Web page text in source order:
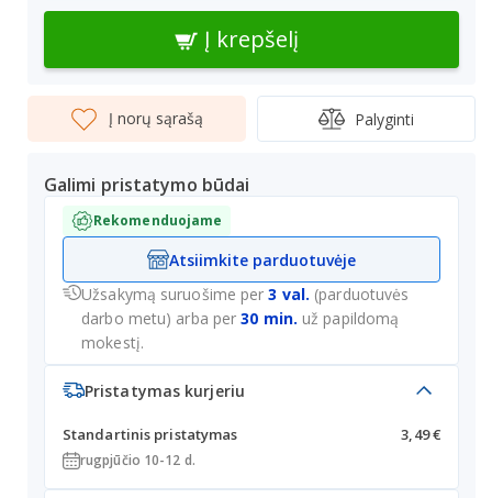
Į krepšelį
Į norų sąrašą Palyginti
Galimi pristatymo būdai
Rekomenduojame
Atsiimkite parduotuvėje
Užsakymą suruošime per3 val. (parduotuvės
darbo metu) arba per30 min. už papildomą
mokestį.
Pristatymas kurjeriu
Standartinis pristatymas 3,49 €
rugpjūčio 10-12 d.